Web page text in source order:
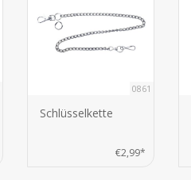
0861
Schlüsselkette
€2,99*